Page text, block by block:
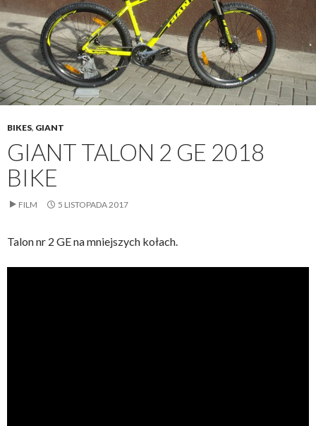
BIKES, GIANT
GIANT TALON 2 GE 2018
BIKE
FILM 5 LISTOPADA 2017
Talon nr 2 GE na mniejszych kołach.